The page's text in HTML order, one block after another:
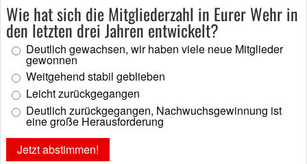
Wie hat sich die Mitgliederzahl in Eurer Wehr in
den letzten drei Jahren entwickelt?
Deutlich gewachsen, wir haben viele neue Mitglieder
gewonnen
Weitgehend stabil geblieben
Leicht zurückgegangen
Deutlich zurückgegangen, Nachwuchsgewinnung ist
eine große Herausforderung